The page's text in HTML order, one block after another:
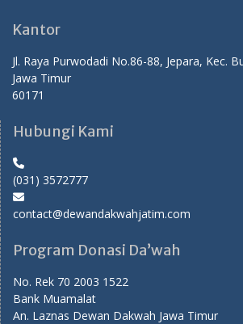
Kantor
Jl. Raya Purwodadi No.86-88, Jepara, Kec.
Jawa Timur
60171
Hubungi Kami
(031) 3572777
contact@dewandakwahjatim.com
Program Donasi Da’wah
No. Rek 70 2003 1522
Bank Muamalat
An. Laznas Dewan Dakwah Jawa Timur